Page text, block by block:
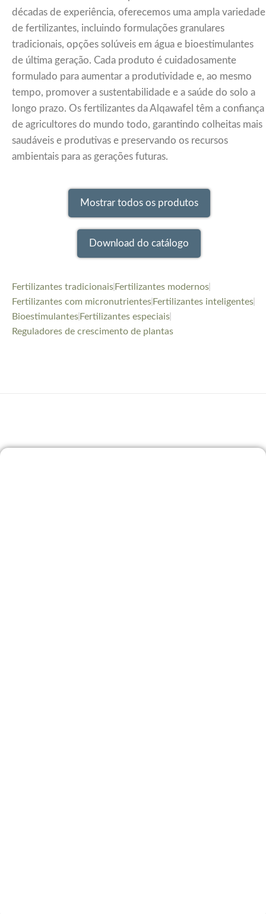
décadas de experiência, oferecemos uma ampla variedade
de fertilizantes, incluindo formulações granulares
tradicionais, opções solúveis em água e bioestimulantes
de última geração. Cada produto é cuidadosamente
formulado para aumentar a produtividade e, ao mesmo
tempo, promover a sustentabilidade e a saúde do solo a
longo prazo. Os fertilizantes da Alqawafel têm a confiança
de agricultores do mundo todo, garantindo colheitas mais
saudáveis e produtivas e preservando os recursos
ambientais para as gerações futuras.
Mostrar todos os produtos
Download do catálogo
Fertilizantes tradicionais Fertilizantes modernos
Fertilizantes com micronutrientes Fertilizantes inteligentes
Bioestimulantes Fertilizantes especiais
Reguladores de crescimento de plantas